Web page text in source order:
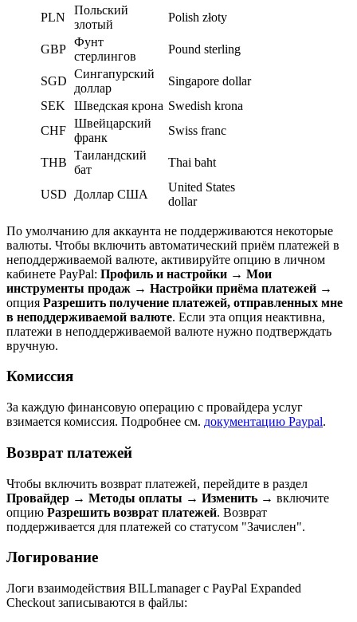
PLN
Польский
злотый
Polish złoty
GBP
Фунт
стерлингов
Pound sterling
SGD
Сингапурский
доллар
Singapore dollar
SEK
Шведская крона Swedish krona
CHF
Швейцарский
франк
Swiss franc
THB
Таиландский
бат
Thai baht
USD Доллар США
United States
dollar
По умолчанию для аккаунта не поддерживаются некоторые
валюты. Чтобы включить автоматический приём платежей в
неподдерживаемой валюте, активируйте опцию в личном
кабинете PayPal: Профиль и настройки → Мои
инструменты продаж → Настройки приёма платежей →
опция Разрешить получение платежей, отправленных мне
в неподдерживаемой валюте. Если эта опция неактивна,
платежи в неподдерживаемой валюте нужно подтверждать
вручную.
Комиссия
За каждую финансовую операцию с провайдера услуг
взимается комиссия. Подробнее см. документацию Paypal.
Возврат платежей
Чтобы включить возврат платежей, перейдите в раздел
Провайдер → Методы оплаты → Изменить → включите
опцию Разрешить возврат платежей. Возврат
поддерживается для платежей со статусом "Зачислен".
Логирование
Логи взаимодействия BILLmanager с PayPal Expanded
Checkout записываются в файлы: